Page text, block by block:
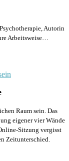
Autorin
Arbeitsweise…
Raum sein. Das
eigener vier Wände
Sitzung vergisst
Zeitunterschied.